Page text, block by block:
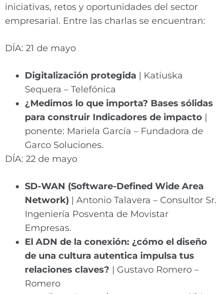
iniciativas, retos y oportunidades del sector
empresarial. Entre las charlas se encuentran:
DÍA: 21 de mayo
Digitalización protegida | Katiuska
Sequera – Telefónica
¿Medimos lo que importa? Bases sólidas
para construir Indicadores de impacto |
ponente: Mariela García – Fundadora de
Garco Soluciones.
DÍA: 22 de mayo
SD-WAN (Software-Defined Wide Area
Network) | Antonio Talavera – Consultor Sr.
Ingeniería Posventa de Movistar
Empresas.
El ADN de la conexión: ¿cómo el diseño
de una cultura autentica impulsa tus
relaciones claves? | Gustavo Romero –
Romero